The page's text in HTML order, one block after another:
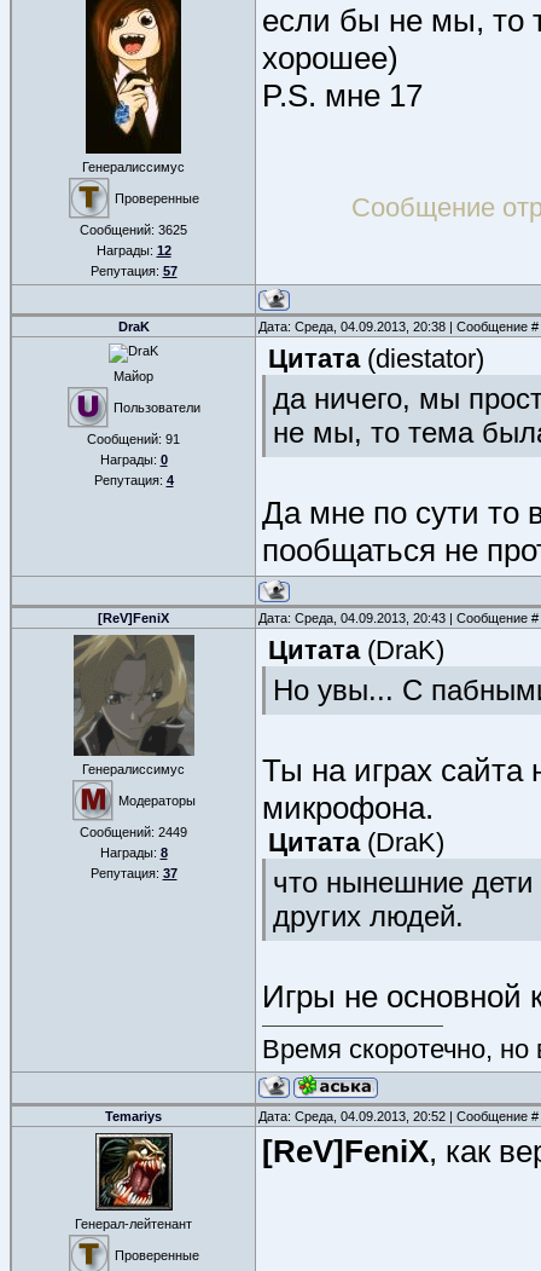
Генералиссимус
Проверенные
Сообщений: 3625
Награды: 12
Репутация: 57
если бы не мы, то
хорошее)
P.S. мне 17
Сообщение
DraK Дата: Среда, 04.09.2013, 20:38 | Сообщение #
Майор
Пользователи
Сообщений: 91
Награды: 0
Репутация: 4
Цитата(diestator)
да ничего, мы
не мы, то тема
Да мне по сути то
пообщаться не
[ReV]FeniX Дата: Среда, 04.09.2013, 20:43 | Сообщение #
Генералиссимус
Модераторы
Сообщений: 2449
Награды: 8
Репутация: 37
Цитата(DraK)
Но увы... С
Ты на играх
микрофона.
Цитата(DraK)
что нынешние дети
других людей.
Игры не основной
Время скоротечно,
Temariys Дата: Среда, 04.09.2013, 20:52 | Сообщение #
Генерал-лейтенант
Проверенные
[ReV]FeniX, как